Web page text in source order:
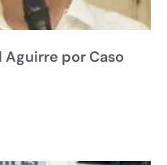
Aguirre por Caso